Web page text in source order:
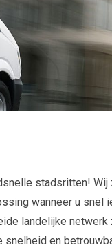
stadsritten!
wanneer u snel
landelijke
en